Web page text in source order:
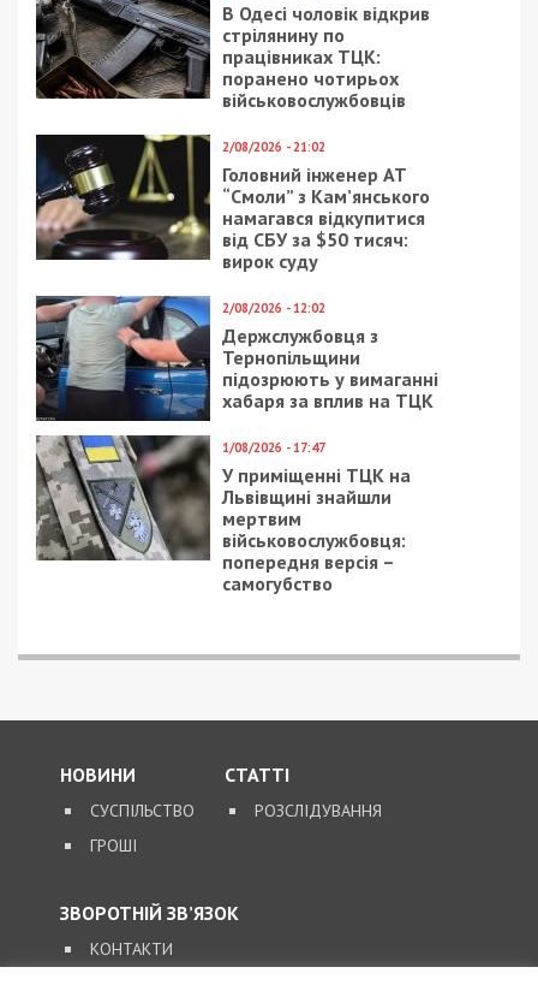
В Одесі чоловік відкрив
стрілянину по
працівниках ТЦК:
поранено чотирьох
військовослужбовців
2/08/2026 - 21:02
Головний інженер АТ
“Смоли” з Кам’янського
намагався відкупитися
від СБУ за $50 тисяч:
вирок суду
2/08/2026 - 12:02
Держслужбовця з
Тернопільщини
підозрюють у вимаганні
хабаря за вплив на ТЦК
1/08/2026 - 17:47
У приміщенні ТЦК на
Львівщині знайшли
мертвим
військовослужбовця:
попередня версія –
самогубство
НОВИНИ
СУСПІЛЬСТВО
ГРОШІ
СТАТТІ
РОЗСЛІДУВАННЯ
ЗВОРОТНІЙ ЗВ’ЯЗОК
КОНТАКТИ